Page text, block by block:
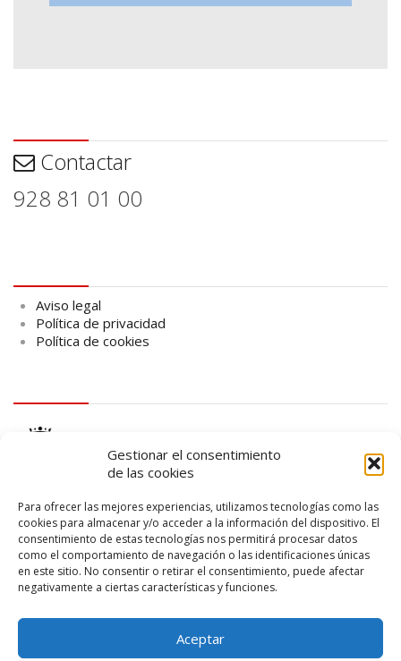
Gestionar el consentimiento
de las cookies
Para ofrecer las mejores experiencias, utilizamos tecnologías como las
cookies para almacenar y/o acceder a la información del dispositivo. El
consentimiento de estas tecnologías nos permitirá procesar datos
como el comportamiento de navegación o las identificaciones únicas
en este sitio. No consentir o retirar el consentimiento, puede afectar
negativamente a ciertas características y funciones.
Aceptar
Contactar
928 81 01 00
Aviso legal
Política de privacidad
Política de cookies
logo SID